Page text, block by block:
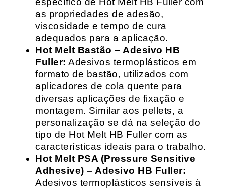
as propriedades de adesão,
viscosidade e tempo de cura
adequados para a aplicação.
Hot Melt Bastão – Adesivo HB
Fuller: Adesivos termoplásticos em
formato de bastão, utilizados com
aplicadores de cola quente para
diversas aplicações de fixação e
montagem. Similar aos pellets, a
personalização se dá na seleção do
tipo de Hot Melt HB Fuller com as
características ideais para o trabalho.
Hot Melt PSA (Pressure Sensitive
Adhesive) – Adesivo HB Fuller:
Adesivos termoplásticos sensíveis à